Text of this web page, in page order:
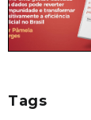
Tags